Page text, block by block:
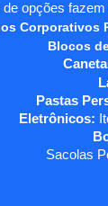
opções fazem
Corporativos
Blocos
Pastas
Eletrônicos:
Sacolas